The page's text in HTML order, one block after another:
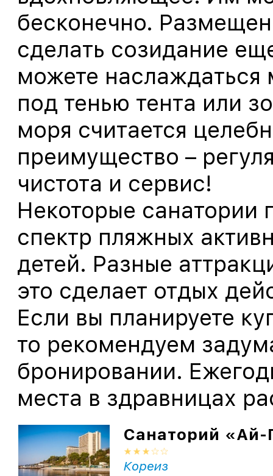
бесконечно.
сделать созидание
можете
под тенью тента или
моря считается
преимущество –
чистота и сервис!
Некоторые санатории
спектр пляжных
детей. Разные
это сделает отдых
Если вы планируете
то рекомендуем
бронировании.
места в здравницах
Санаторий «Ай-
Кореиз